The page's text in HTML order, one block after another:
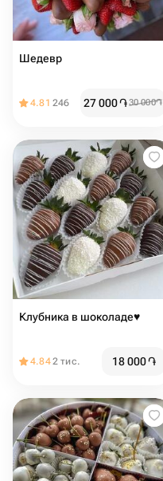
Шедевр
4.81 246 27 000֏30 000֏
Клубника в шоколаде♥️
4.842 тис. 18 000֏